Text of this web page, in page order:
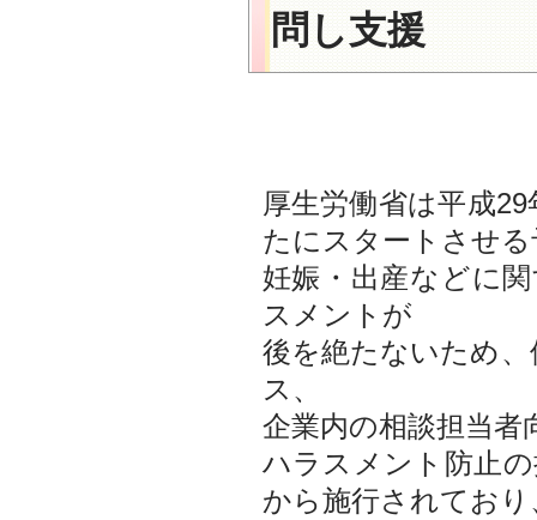
問し支援
厚生労働省は平成
たにスタートさせ
妊娠・出産などに
スメントが
後を絶たないため
ス、
企業内の相談担当
ハラスメント防止
から施行されており